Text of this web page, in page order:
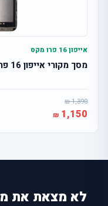
אייפון 16 פרו מקס
מסך מקורי אייפון 16 פרו מקס
1,390
1,150
לא מצאת את